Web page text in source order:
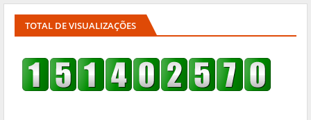
TOTAL DE VISUALIZAÇÕES